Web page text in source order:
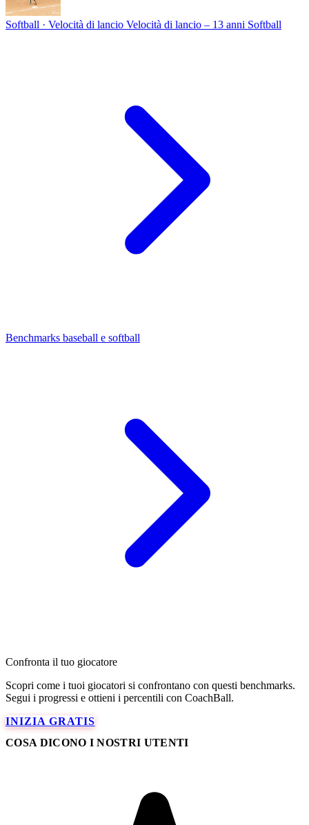
Softball · Velocità di lancio Velocità di lancio – 13 anni Softball
Benchmarks baseball e softball
Confronta il tuo giocatore
Scopri come i tuoi giocatori si confrontano con questi benchmarks.
Segui i progressi e ottieni i percentili con CoachBall.
INIZIA GRATIS
COSA DICONO I NOSTRI UTENTI